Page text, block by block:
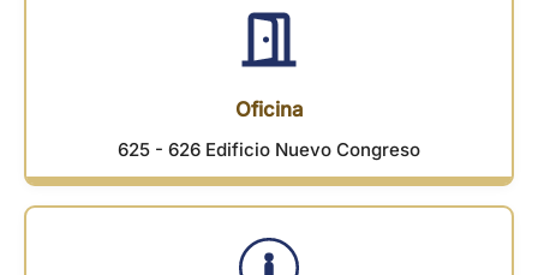
Oficina
625 - 626 Edificio Nuevo Congreso